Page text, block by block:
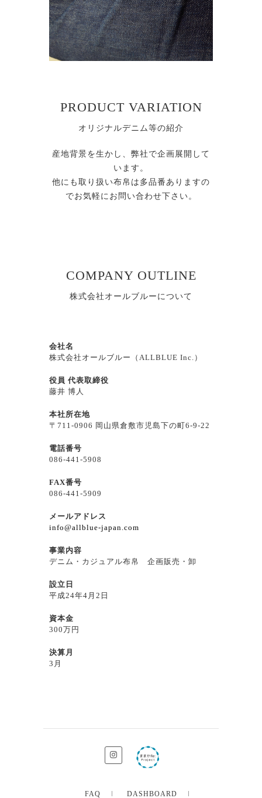
PRODUCT VARIATION
オリジナルデニム等の紹介
産地背景を生かし、弊社で企画展開して
います。
他にも取り扱い布帛は多品番ありますの
でお気軽にお問い合わせ下さい。
COMPANY OUTLINE
株式会社オールブルーについて
会社名
株式会社オールブルー（ALLBLUE Inc.）
役員 代表取締役
藤井 博人
本社所在地
〒711-0906 岡山県倉敷市児島下の町6-9-22
電話番号
086-441-5908
FAX番号
086-441-5909
メールアドレス
info@allblue-japan.com
事業内容
デニム・カジュアル布帛 企画販売・卸
設立日
平成24年4月2日
資本金
300万円
決算月
3月
FAQ DASHBOARD